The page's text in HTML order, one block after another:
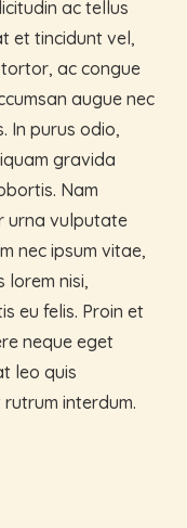
ac tellus
et tincidunt vel,
ac congue
augue nec
In purus odio,
gravida
Nam
urna vulputate
nec ipsum vitae,
lorem nisi,
eu felis. Proin et
neque eget
leo quis
interdum.